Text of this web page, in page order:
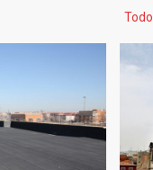
Todo